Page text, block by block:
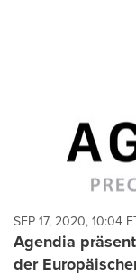
SEP 17, 2020, 10:04
Agendia
der